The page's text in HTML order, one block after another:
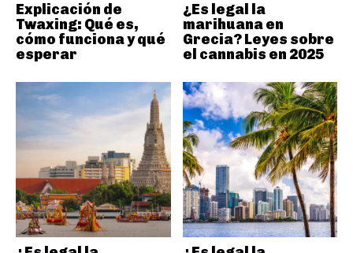
Explicación de
Twaxing: Qué es,
cómo funciona y qué
esperar
¿Es legal la
marihuana en
Grecia? Leyes sobre
el cannabis en 2025